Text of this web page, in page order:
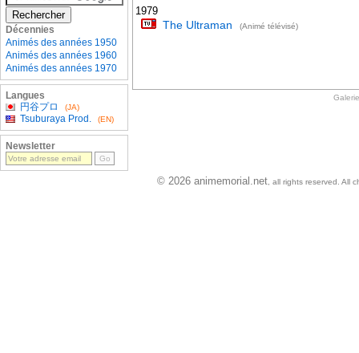
1979
The Ultraman (Animé télévisé)
Galerie
Décennies
Animés des années 1950
Animés des années 1960
Animés des années 1970
Langues
円谷プロ
(JA)
Tsuburaya Prod. (EN)
Newsletter
© 2026 animemorial.net , all rights reserved. All